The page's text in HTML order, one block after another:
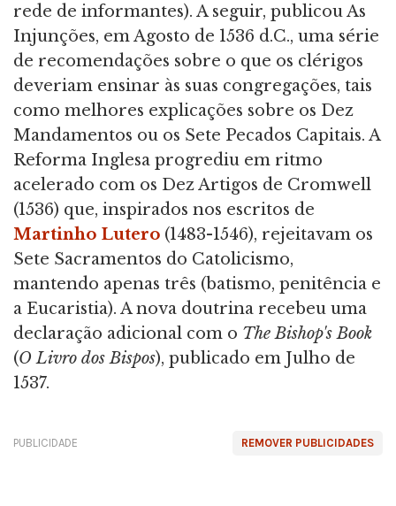
rede de informantes). A seguir, publicou As
Injunções, em Agosto de 1536 d.C., uma série
de recomendações sobre o que os clérigos
deveriam ensinar às suas congregações, tais
como melhores explicações sobre os Dez
Mandamentos ou os Sete Pecados Capitais. A
Reforma Inglesa progrediu em ritmo
acelerado com os Dez Artigos de Cromwell
(1536) que, inspirados nos escritos de
Martinho Lutero (1483-1546), rejeitavam os
Sete Sacramentos do Catolicismo,
mantendo apenas três (batismo, penitência e
a Eucaristia). A nova doutrina recebeu uma
declaração adicional com o The Bishop's Book
(O Livro dos Bispos), publicado em Julho de
1537.
REMOVER PUBLICIDADES
PUBLICIDADE